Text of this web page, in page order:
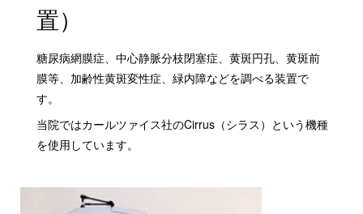
置）
糖尿病網膜症、中心静脈分枝閉塞症、黄斑円孔、黄斑前
膜等、加齢性黄斑変性症、緑内障などを調べる装置で
す。
当院ではカールツァイス社のCirrus（シラス）という機種
を使用しています。